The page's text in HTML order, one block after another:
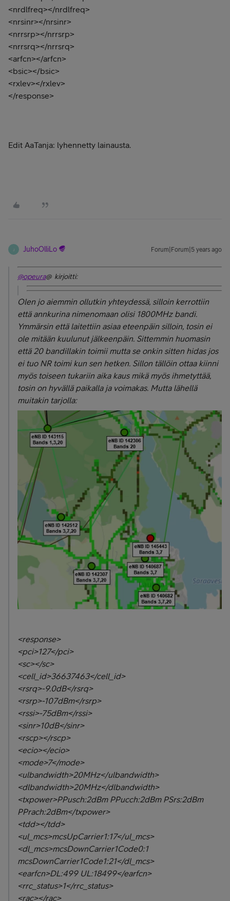
<nrdlfreq></nrdlfreq>
<nrsinr></nrsinr>
<nrrsrp></nrrsrp>
<nrrsrq></nrrsrq>
<arfcn></arfcn>
<bsic></bsic>
<rxlev></rxlev>
</response>
Edit AaTanja: lyhennetty lainausta.
J JuhoOlliLo Forum|Forum|5 years ago
@opeura@ kirjoitti:
Olen jo aiemmin ollutkin yhteydessä, silloin kerrottiin
että annkurina nimenomaan olisi 1800MHz bandi.
Ymmärsin että laitettiin asiaa eteenpäin silloin, tosin ei
ole mitään kuulunut jälkeenpäin. Sittemmin huomasin
että 20 bandillakin toimii mutta se onkin sitten hidas jos
ei tuo NR toimi kun sen hetken. Sillon tällöin ottaa kiinni
myös toiseen tukariin aika kaus mikä myös ihmetyttää,
tosin on hyvällä paikalla ja voimakas. Mutta lähellä
muitakin tarjolla:
<response>
<pci>127</pci>
<sc></sc>
<cell_id>36637463</cell_id>
<rsrq>-9.0dB</rsrq>
<rsrp>-107dBm</rsrp>
<rssi>-75dBm</rssi>
<sinr>10dB</sinr>
<rscp></rscp>
<ecio></ecio>
<mode>7</mode>
<ulbandwidth>20MHz</ulbandwidth>
<dlbandwidth>20MHz</dlbandwidth>
<txpower>PPusch:2dBm PPucch:2dBm PSrs:2dBm
PPrach:2dBm</txpower>
<tdd></tdd>
<ul_mcs>mcsUpCarrier1:17</ul_mcs>
<dl_mcs>mcsDownCarrier1Code0:1
mcsDownCarrier1Code1:21</dl_mcs>
<earfcn>DL:499 UL:18499</earfcn>
<rrc_status>1</rrc_status>
<rac></rac>